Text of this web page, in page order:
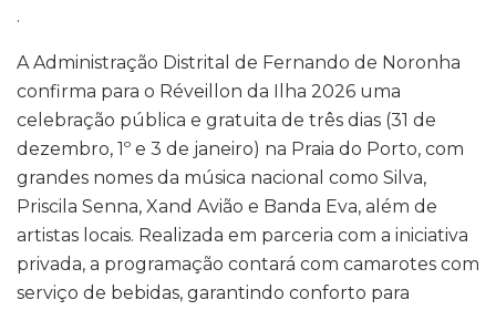
.
A Administração Distrital de Fernando de Noronha
confirma para o Réveillon da Ilha 2026 uma
celebração pública e gratuita de três dias (31 de
dezembro, 1º e 3 de janeiro) na Praia do Porto, com
grandes nomes da música nacional como Silva,
Priscila Senna, Xand Avião e Banda Eva, além de
artistas locais. Realizada em parceria com a iniciativa
privada, a programação contará com camarotes com
serviço de bebidas, garantindo conforto para